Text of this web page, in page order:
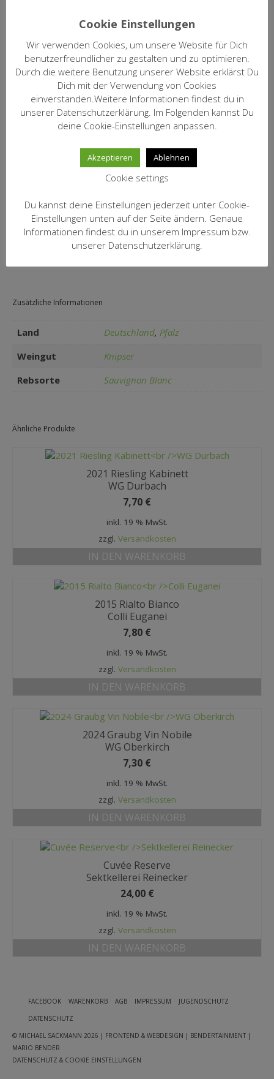
Speisen:
Asiatische Küche, süss-saure
Speisen, kräftige Fischgerichte,
Meeresfrüchte
Alkohol: 12,0%vol.; Säure: 6,9 g/l;
Zucker: 2,6 g/l
Das Weingut Knipser gehört zu den
besten Weingütern in Deutschland
Volker, Werner und sein Sohn Stefan
Knipser haben das Weingut in die
nationale Spitze geführt, darin sind
sich alle bedeutenden Weinführer
einig.
Artikel Nr.:
1761
11,50 € / incl.19% MwSt. / Inhalt:
Zusätzliche Informationen
Land Deutschland, Pfalz
Weingut
Knipser
Rebsorte
Sauvignon Blanc
Ähnliche Produkte
2021 Riesling Kabinett
WG Durbach
7,70 €
inkl. 19 % MwSt.
zzgl. Versandkosten
IN DEN WARENKORB
2015 Rialto Bianco
Colli Euganei
7,80 €
inkl. 19 % MwSt.
zzgl. Versandkosten
IN DEN WARENKORB
2024 Graubg Vin Nobile
WG Oberkirch
7,30 €
inkl. 19 % MwSt.
zzgl. Versandkosten
IN DEN WARENKORB
Cuvée Reserve
Sektkellerei Reinecker
24,00 €
inkl. 19 % MwSt.
zzgl. Versandkosten
IN DEN WARENKORB
FACEBOOK WARENKORB AGB IMPRESSUM
JUGENDSCHUTZ
DATENSCHUTZ
© MICHAEL SACKMANN 2026 | FRONTEND & WEBDESIGN | BENDERTAINMENT |
MARIO BENDER
DATENSCHUTZ & COOKIE EINSTELLUNGEN
Cookie Einstellungen
Wir verwenden Cookies, um unsere Website für Dich
benutzerfreundlicher zu gestalten und zu optimieren.
Durch die weitere Benutzung unserer Website erklärst Du
Dich mit der Verwendung von Cookies
einverstanden.Weitere Informationen findest du in
unserer Datenschutzerklärung. Im Folgenden kannst Du
deine Cookie-Einstellungen anpassen.
Akzeptieren Ablehnen
Cookie settings
Du kannst deine Einstellungen jederzeit unter Cookie-
Einstellungen unten auf der Seite ändern. Genaue
Informationen findest du in unserem Impressum bzw.
unserer Datenschutzerklärung.